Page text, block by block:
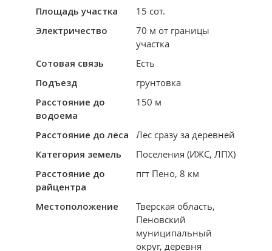
Площадь участка
15 сот.
Электричество
70 м от границы
участка
Сотовая связь
Есть
Подъезд
грунтовка
Расстояние до
водоема
150 м
Расстояние до леса
Лес сразу за деревней
Категория земель
Поселения (ИЖС, ЛПХ)
Расстояние до
райцентра
пгт Пено, 8 км
Местоположение
Тверская область,
Пеновский
муниципальный
округ, деревня